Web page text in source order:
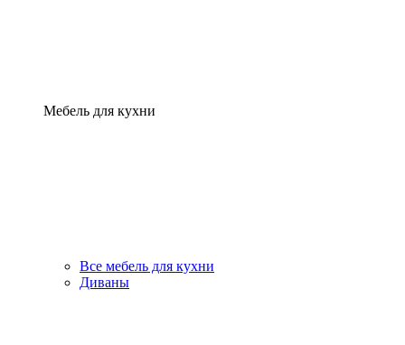
Мебель для кухни
Все мебель для кухни
Диваны